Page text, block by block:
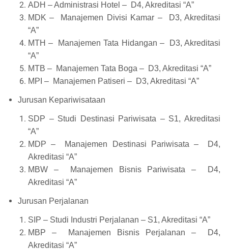
ADH – Administrasi Hotel – D4, Akreditasi “A”
MDK – Manajemen Divisi Kamar – D3, Akreditasi
“A”
MTH – Manajemen Tata Hidangan – D3, Akreditasi
“A”
MTB – Manajemen Tata Boga – D3, Akreditasi “A”
MPI – Manajemen Patiseri – D3, Akreditasi “A”
Jurusan Kepariwisataan
SDP – Studi Destinasi Pariwisata – S1, Akreditasi
“A”
MDP – Manajemen Destinasi Pariwisata – D4,
Akreditasi “A”
MBW – Manajemen Bisnis Pariwisata – D4,
Akreditasi “A”
Jurusan Perjalanan
SIP – Studi Industri Perjalanan – S1, Akreditasi “A”
MBP – Manajemen Bisnis Perjalanan – D4,
Akreditasi “A”